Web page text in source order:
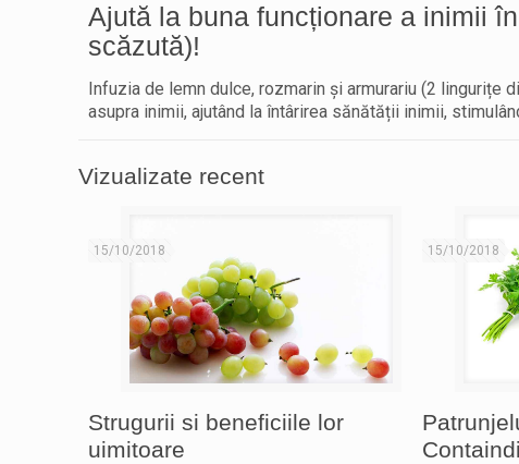
Ajută la buna funcționare a inimii
scăzută)!
Infuzia de lemn dulce, rozmarin și armurariu (2
asupra inimii, ajutând la întârirea sănătății inimii,
Vizualizate recent
15/10/2018
Strugurii si beneficiile lor
uimitoare
15/10/2018